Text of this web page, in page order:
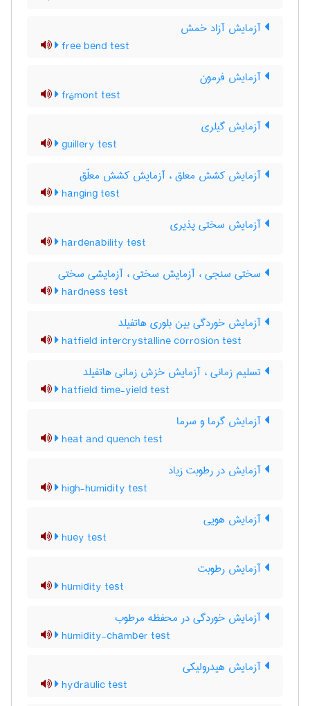
آزمایش آزاد خمش
free bend test
آزمایش فرمون
frémont test
آزمایش گیلری
guillery test
آزمایش کشش معلق ، آزمایش کشش معلّق
hanging test
آزمایش سختی پذیری
hardenability test
سختی سنجی ، آزمایش سختی ، آزمایشی سختی
hardness test
آزمایش خوردگی بین بلوری هاتفیلد
hatfield intercrystalline corrosion test
تسلیم زمانی ، آزمایش خزش زمانی هاتفیلد
hatfield time-yield test
آزمایش گرما و سرما
heat and quench test
آزمایش در رطوبت زیاد
high-humidity test
آزمایش هویی
huey test
آزمایش رطوبت
humidity test
آزمایش خوردگی در محفظه مرطوب
humidity-chamber test
آزمایش هیدرولیکی
hydraulic test